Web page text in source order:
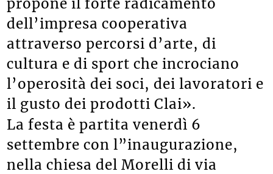
dell’impresa cooperativa
attraverso percorsi d’arte, di
cultura e di sport che incrociano
l’operosità dei soci, dei lavoratori e
il gusto dei prodotti Clai».
La festa è partita venerdì 6
settembre con l”inaugurazione,
nella chiesa del Morelli di via